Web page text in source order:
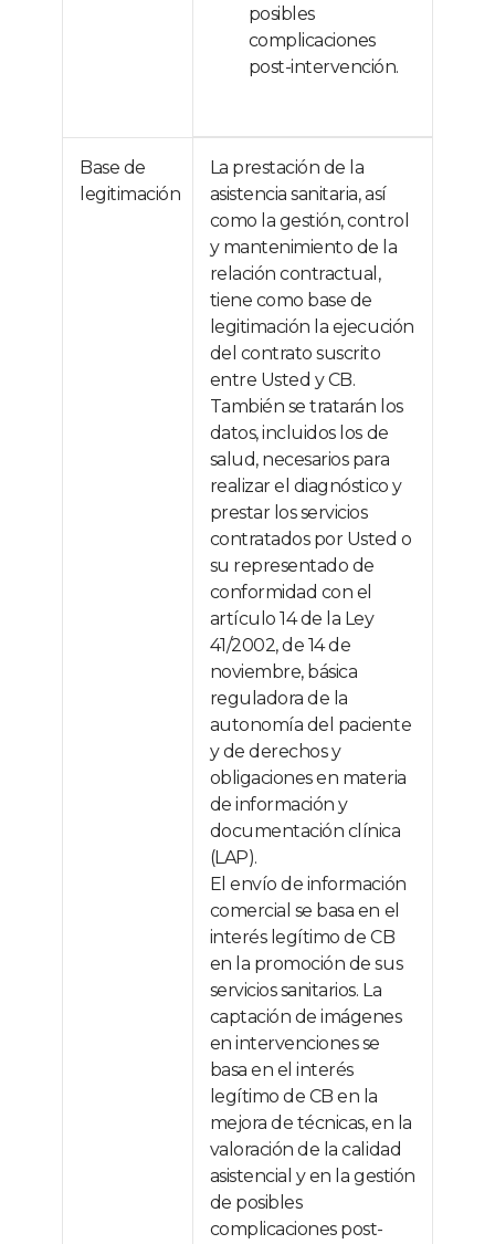
posibles
complicaciones
post-intervención.
Base de
legitimación
La prestación de la
asistencia sanitaria, así
como la gestión, control
y mantenimiento de la
relación contractual,
tiene como base de
legitimación la ejecución
del contrato suscrito
entre Usted y CB.
También se tratarán los
datos, incluidos los de
salud, necesarios para
realizar el diagnóstico y
prestar los servicios
contratados por Usted o
su representado de
conformidad con el
artículo 14 de la Ley
41/2002, de 14 de
noviembre, básica
reguladora de la
autonomía del paciente
y de derechos y
obligaciones en materia
de información y
documentación clínica
(LAP).
El envío de información
comercial se basa en el
interés legítimo de CB
en la promoción de sus
servicios sanitarios. La
captación de imágenes
en intervenciones se
basa en el interés
legítimo de CB en la
mejora de técnicas, en la
valoración de la calidad
asistencial y en la gestión
de posibles
complicaciones post-